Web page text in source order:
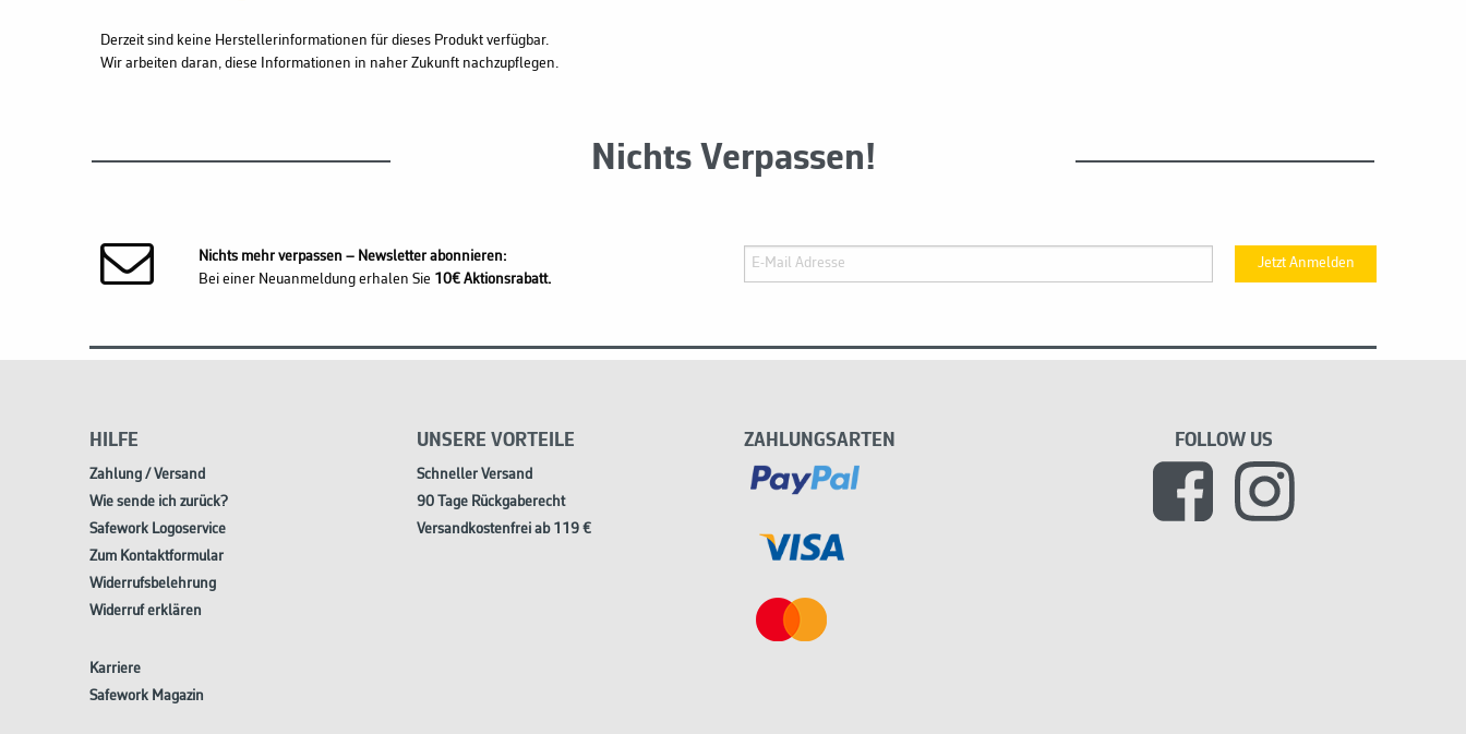
Derzeit sind keine Herstellerinformationen für dieses Produkt verfügbar.
Wir arbeiten daran, diese Informationen in naher Zukunft nachzupflegen.
Nichts Verpassen!
Nichts mehr verpassen – Newsletter abonnieren:
Bei einer Neuanmeldung erhalen Sie 10€ Aktionsrabatt.
Jetzt Anmelden
HILFE
Zahlung / Versand
Wie sende ich zurück?
Safework Logoservice
Zum Kontaktformular
Widerrufsbelehrung
Widerruf erklären
Karriere
Safework Magazin
UNSERE VORTEILE
Schneller Versand
90 Tage Rückgaberecht
Versandkostenfrei ab 119 €
FOLLOW US
ZAHLUNGSARTEN